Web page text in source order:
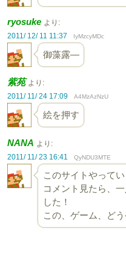
ryosuke より:
2011/ 12/ 11 11:37
IyMzcyMDc
御藻露—
紫苑 より:
2011/ 11/ 24 17:09
A4MzAzNzU
絵を押す
NANA より:
2011/ 11/ 23 16:41
QyNDU3MTE
このサイトやって
コメント見たら、
した！
この、ゲーム、ど